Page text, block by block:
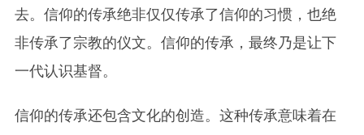
去。信仰的传承绝非仅仅传承了信仰的习惯，也绝
非传承了宗教的仪文。信仰的传承，最终乃是让下
一代认识基督。
信仰的传承还包含文化的创造。这种传承意味着在